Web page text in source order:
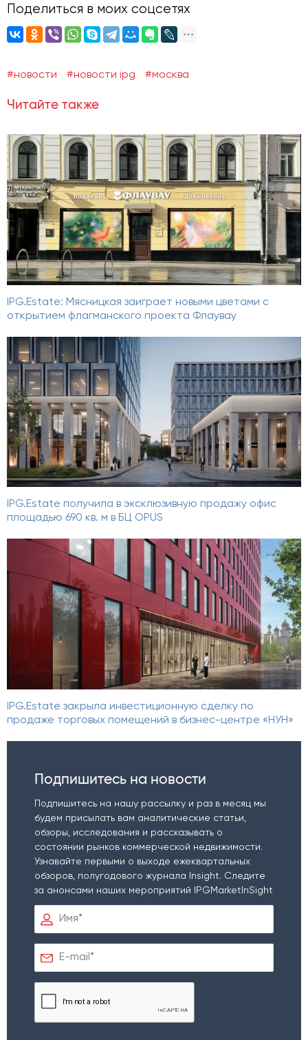
Поделиться в моих соцсетях
#новости #новости ipg #москва
Читайте также
IPG.Estate: Мясницкая заиграет новыми цветами с
открытием флагманского проекта Флаувау
IPG.Estate получила в эксклюзивную продажу офис
площадью 690 кв. м в БЦ OPUS
IPG.Estate закрыла инвестиционную сделку по
продаже торговых помещений в бизнес-центре «НУН»
Подпишитесь на новости
Подпишитесь на нашу рассылку и раз в месяц мы
будем присылать вам аналитические статьи,
обзоры, исследования и рассказывать о
состоянии рынков коммерческой недвижимости.
Узнавайте первыми о выходе ежеквартальных
обзоров, полугодового журнала Insight. Следите
за анонсами наших мероприятий IPGMarketInSight